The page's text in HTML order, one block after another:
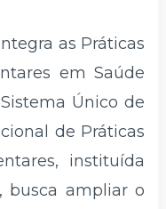
as Práticas
em Saúde
Único de
de Práticas
instituída
busca ampliar o